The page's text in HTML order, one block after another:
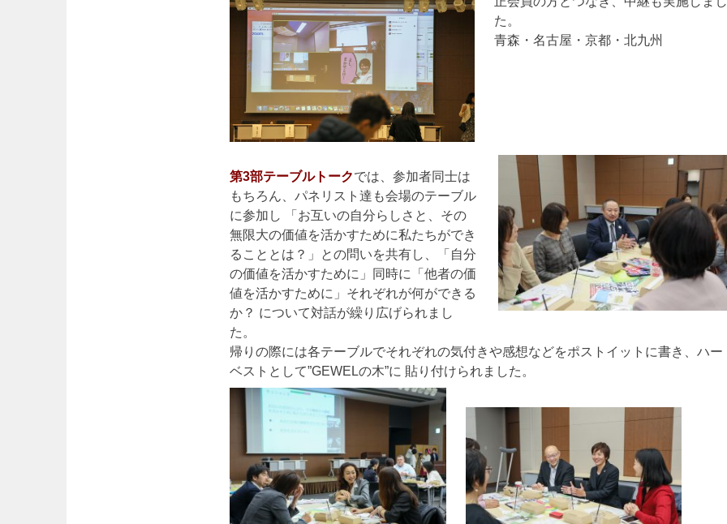
た。
青森・名古屋・京都・北九州
第3部テーブルトークでは、参加者同士は
もちろん、パネリスト達も会場のテーブル
に参加し 「お互いの自分らしさと、その
無限大の価値を活かすために私たちができ
ることとは？」との問いを共有し、「自分
の価値を活かすために」同時に「他者の価
値を活かすために」それぞれが何ができる
か？ について対話が繰り広げられまし
た。
帰りの際には各テーブルでそれぞれの気付きや感想などをポストイットに書き、ハー
ベストとして”GEWELの木”に 貼り付けられました。